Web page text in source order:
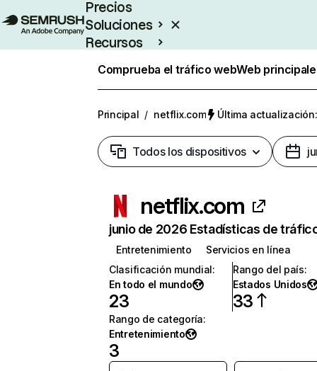
Precios
Soluciones
Recursos
Comprueba el tráfico webWeb
Principal / netflix.com Última
Todos los dispositivos
netflix.com
junio de 2026 Estadísticas de
Entretenimiento
Servicios en línea
Clasificación mundial:
En todo el mundo
23
Rango del país:
Estados Unidos
33
Rango de categoría:
Entretenimiento
3